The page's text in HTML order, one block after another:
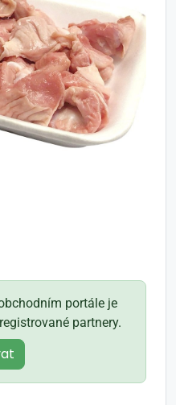
portále je
partnery.